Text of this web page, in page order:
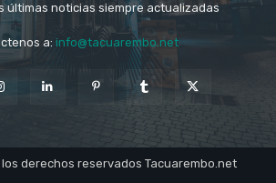
últimas noticias siempre actualizadas
a: info@tacuarembo.net
derechos reservados Tacuarembo.net